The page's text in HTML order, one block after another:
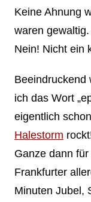
Keine Ahnung
waren
Nein! Nicht ein
Beeindruckend
ich das Wort
eigentlich
Halestorm
Ganze dann
Frankfurter
Minuten Jubel,